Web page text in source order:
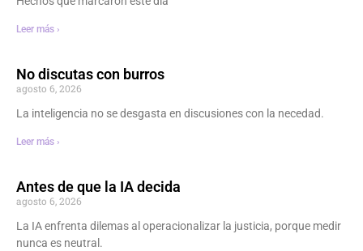
Leer más ›
No discutas con burros
agosto 6, 2026
La inteligencia no se desgasta en discusiones con la necedad.
Leer más ›
Antes de que la IA decida
agosto 6, 2026
La IA enfrenta dilemas al operacionalizar la justicia, porque medir
nunca es neutral.